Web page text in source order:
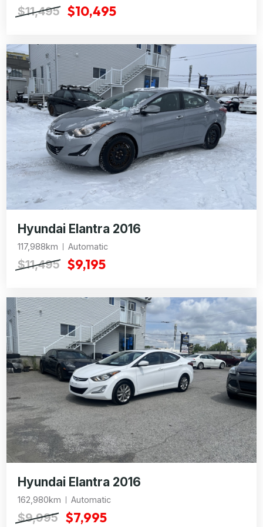
$11,495 $10,495
Hyundai Elantra 2016
117,988km Automatic
$11,495 $9,195
Hyundai Elantra 2016
162,980km Automatic
$9,995 $7,995